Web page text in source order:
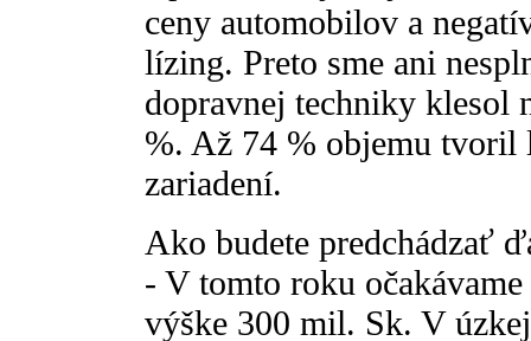
ceny automobilov a
lízing. Preto sme ani
dopravnej techniky klesol
%. Až 74 % objemu tvoril
zariadení.
Ako budete predchádzať
- V tomto roku
výške 300 mil. Sk. V